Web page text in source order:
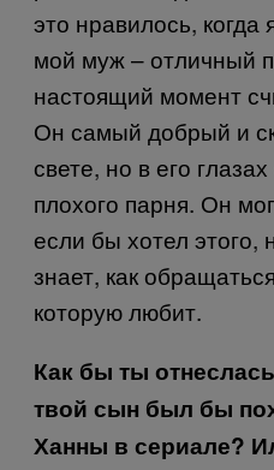
это нравилось,
мой муж – отличный
настоящий момент
Он самый добрый и
свете, но в его
плохого парня. Он
если бы хотел этого,
знает, как
которую любит.
Как бы ты
твой сын был бы
Ханны в сериале?